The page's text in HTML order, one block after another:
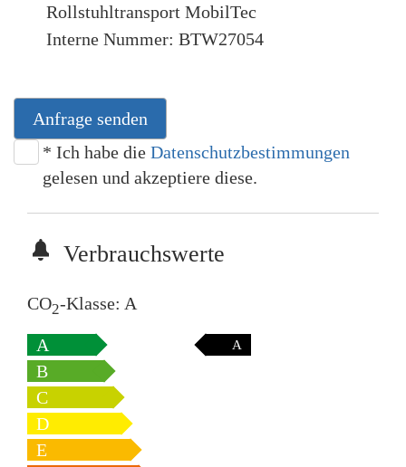
Rollstuhltransport MobilTec
Interne Nummer: BTW27054
Anfrage senden
* Ich habe die Datenschutzbestimmungen
gelesen und akzeptiere diese.
Verbrauchswerte
CO2-Klasse: A
A A
B
C
D
E